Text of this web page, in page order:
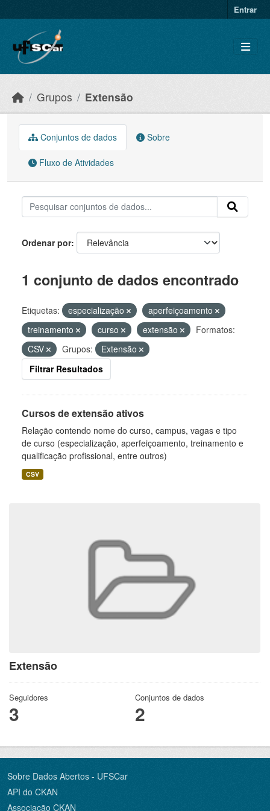
Entrar
Grupos Extensão
Extensão
Seguidores
3
Conjuntos de dados
2
Conjuntos de dados Sobre
Fluxo de Atividades
Ordenar por
1 conjunto de dados encontrado
Etiquetas: especialização
aperfeiçoamento
treinamento
curso extensão
Formatos:
CSV
Grupos:
Extensão
Filtrar Resultados
Cursos de extensão ativos
Relação contendo nome do curso, campus, vagas e tipo
de curso (especialização, aperfeiçoamento, treinamento e
qualificação profissional, entre outros)
CSV
Sobre Dados Abertos - UFSCar
API do CKAN
Associação CKAN